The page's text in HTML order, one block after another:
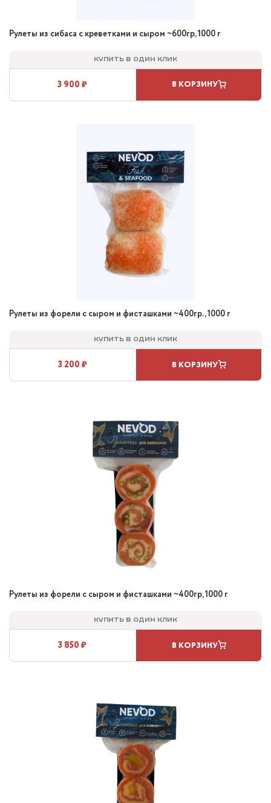
Рулеты из сибаса с креветками и сыром ~600гр, 1000 г
Купить в один клик
3 900 ₽ В КОРЗИНУ
Рулеты из форели с сыром и фисташками ~400гр., 1000 г
Купить в один клик
3 200 ₽ В КОРЗИНУ
Рулеты из форели с сыром и фисташками ~400гр, 1000 г
Купить в один клик
3 850 ₽ В КОРЗИНУ